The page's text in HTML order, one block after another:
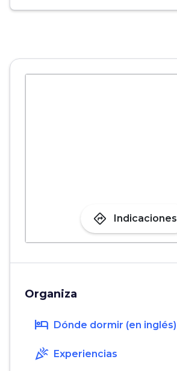
directions Indicaciones
Organiza
hotel Dónde dormir (en inglés)
celebration Experiencias